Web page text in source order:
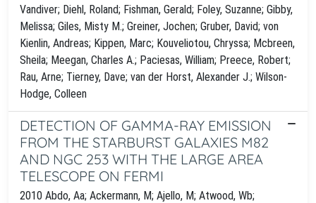
Vandiver; Diehl, Roland; Fishman, Gerald; Foley, Suzanne; Gibby,
Melissa; Giles, Misty M.; Greiner, Jochen; Gruber, David; von
Kienlin, Andreas; Kippen, Marc; Kouveliotou, Chryssa; Mcbreen,
Sheila; Meegan, Charles A.; Paciesas, William; Preece, Robert;
Rau, Arne; Tierney, Dave; van der Horst, Alexander J.; Wilson-
Hodge, Colleen
DETECTION OF GAMMA-RAY EMISSION
FROM THE STARBURST GALAXIES M82
AND NGC 253 WITH THE LARGE AREA
TELESCOPE ON FERMI
2010 Abdo, Aa; Ackermann, M; Ajello, M; Atwood, Wb;